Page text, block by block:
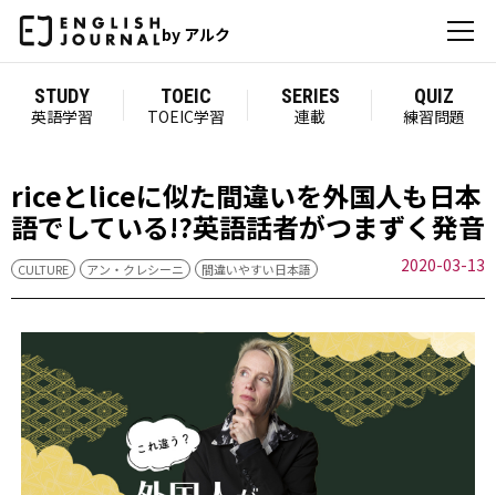
by アルク
STUDY
英語学習
TOEIC
TOEIC学習
SERIES
連載
QUIZ
練習問題
riceとliceに似た間違いを外国人も日本
語でしている!?英語話者がつまずく発音
CULTURE アン・クレシーニ 間違いやすい日本語 2020-03-13